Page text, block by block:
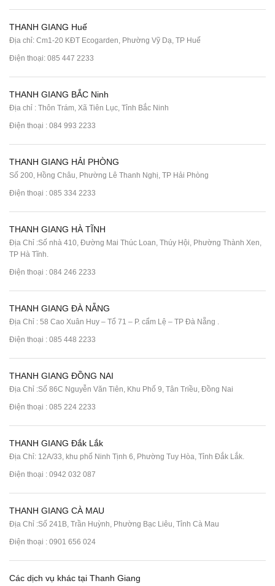
THANH GIANG Huế
Địa chỉ: Cm1-20 KĐT Ecogarden, Phường Vỹ Dạ, TP Huế
Điện thoại: 085 447 2233
THANH GIANG BẮC Ninh
Địa chỉ : Thôn Trám, Xã Tiên Lục, Tỉnh Bắc Ninh
Điện thoại : 084 993 2233
THANH GIANG HẢI PHÒNG
Số 200, Hồng Châu, Phường Lê Thanh Nghị, TP Hải Phòng
Điện thoại : 085 334 2233
THANH GIANG HÀ TĨNH
Địa Chỉ :Số nhà 410, Đường Mai Thúc Loan, Thúy Hội, Phường Thành Xen,
TP Hà Tĩnh.
Điện thoại : 084 246 2233
THANH GIANG ĐÀ NẴNG
Địa Chỉ : 58 Cao Xuân Huy – Tổ 71 – P. cẩm Lệ – TP Đà Nẵng .
Điện thoại : 085 448 2233
THANH GIANG ĐỒNG NAI
Địa Chỉ :Số 86C Nguyễn Văn Tiên, Khu Phố 9, Tân Triều, Đồng Nai
Điện thoại : 085 224 2233
THANH GIANG Đắk Lắk
Địa Chỉ: 12A/33, khu phố Ninh Tịnh 6, Phường Tuy Hòa, Tỉnh Đắk Lắk.
Điện thoại : 0942 032 087
THANH GIANG CÀ MAU
Địa Chỉ :Số 241B, Trần Huỳnh, Phường Bạc Liêu, Tỉnh Cà Mau
Điện thoại : 0901 656 024
Các dịch vụ khác tại Thanh Giang